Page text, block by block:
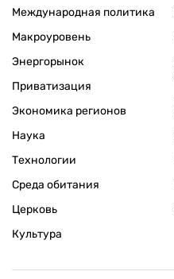
Международная политика
Макроуровень
Энергорынок
Приватизация
Экономика регионов
Наука
Технологии
Среда обитания
Церковь
Культура